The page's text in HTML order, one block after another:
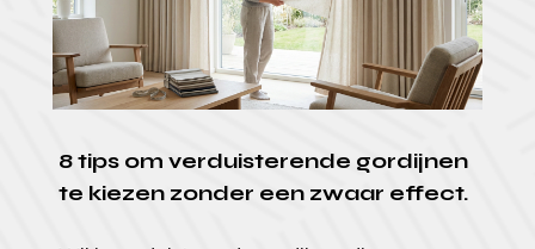
8 tips om verduisterende gordijnen
te kiezen zonder een zwaar effect.